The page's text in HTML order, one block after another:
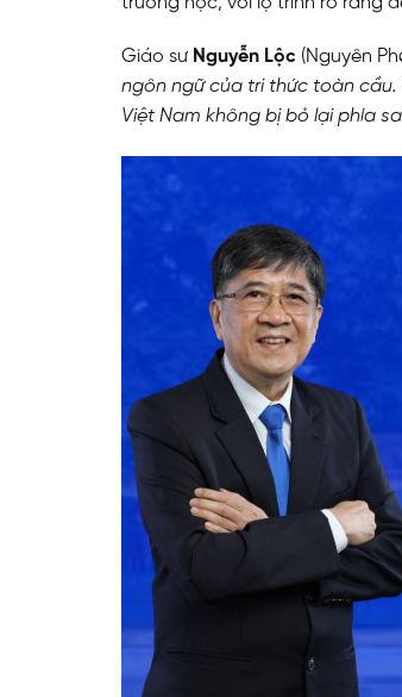
Giáo sư Nguyễn Lộc (Nguyên
ngôn ngữ của tri thức toàn cầu.
Việt Nam không bị bỏ lại phía